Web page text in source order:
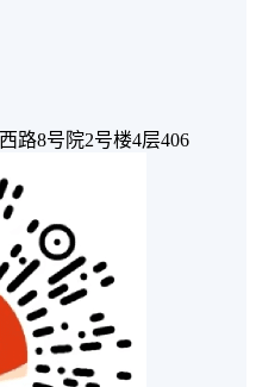
路8号院2号楼4层406